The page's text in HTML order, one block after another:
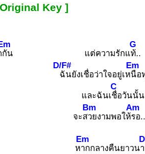
Key ]
กัน แต่ความรักแ
G
ท้..
D/F#
ฉันยังเชื่อว่าใจอยู่เห
Em
นือ
และฉันเ
C
ชื่อวันนั้น
จะส
Bm
วยงามพอให้
Am
รอ
ห
Em
ากกลางคืนยาวน
D